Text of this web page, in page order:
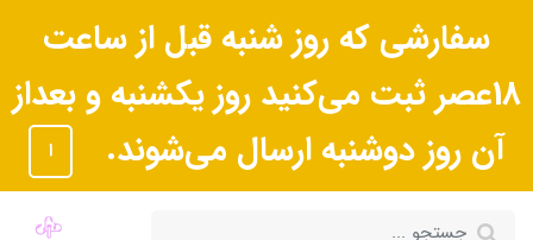
سفارشی که روز شنبه قبل از ساعت
18عصر ثبت می‌کنید روز یکشنبه و بعداز
آن روز دوشنبه ارسال می‌شوند.
ا